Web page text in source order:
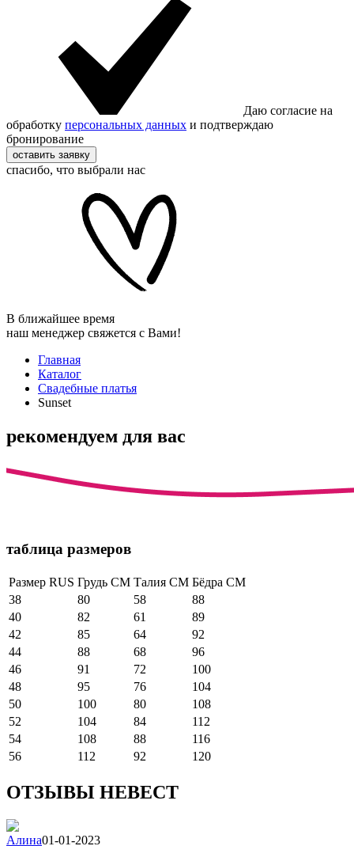
Даю согласие на
обработку персональных данных и подтверждаю
бронирование
оставить заявку
спасибо, что выбрали нас
В ближайшее время
наш менеджер свяжется с Вами!
Главная
Каталог
Свадебные платья
Sunset
рекомендуем для вас
таблица размеров
Размер RUS Грудь СМ Талия СМ Бёдра СМ
38
80 58
88
40
82 61
89
42
85 64
92
44
88 68
96
46
91 72
100
48
95 76
104
50
100 80
108
52
104 84
112
54
108 88
116
56
112 92 120
ОТЗЫВЫ НЕВЕСТ
Алина01-01-2023